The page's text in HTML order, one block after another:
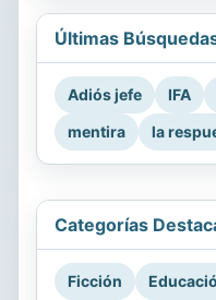
Últimas
Adiós jefe IFA
mentira
la
Categorías
Ficción